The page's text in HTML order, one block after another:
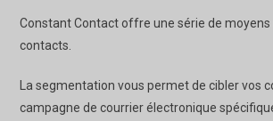
Constant Contact offre une série de moyens
contacts.
La segmentation vous permet de cibler vos
campagne de courrier électronique